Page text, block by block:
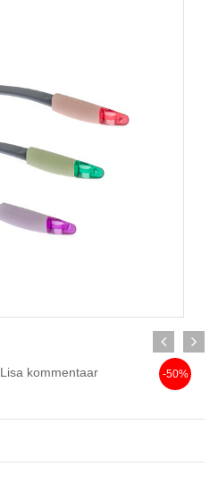
Lisa kommentaar -50%